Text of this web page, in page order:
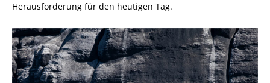
Herausforderung für den heutigen Tag.